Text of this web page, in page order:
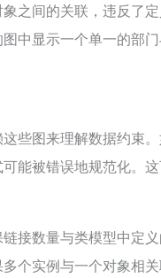
之间的关联，违反了
图中显示一个单一的部门
些图来理解数据约束
能被错误地规范化。
接数量与类模型中定义
个实例与一个对象相